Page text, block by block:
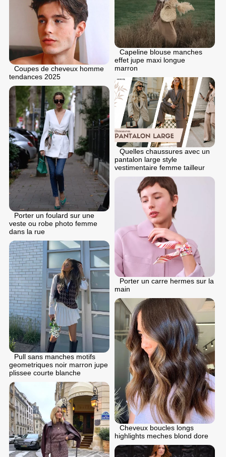
Coupes de cheveux homme
tendances 2025
Capeline blouse manches
effet jupe maxi longue
marron
Quelles chaussures avec un
pantalon large style
vestimentaire femme tailleur
Porter un foulard sur une
veste ou robe photo femme
dans la rue
Porter un carre hermes sur la
main
Pull sans manches motifs
geometriques noir marron jupe
plissee courte blanche
Cheveux boucles longs
highlights meches blond dore